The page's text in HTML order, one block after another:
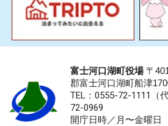
富士河口湖町役場〒
郡富士河口湖町船津
TEL：0555-72-1111 （
72-0969
開庁日時／月〜金曜